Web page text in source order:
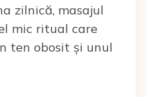
zilnică, masajul
mic ritual care
ten obosit și unul